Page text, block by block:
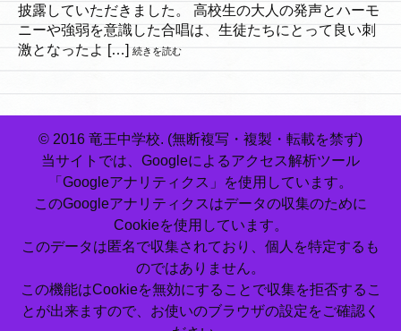
披露していただきました。 高校生の大人の発声とハーモ
ニーや強弱を意識した合唱は、生徒たちにとって良い刺
激となったよ […] 続きを読む
© 2016 竜王中学校. (無断複写・複製・転載を禁ず)
当サイトでは、Googleによるアクセス解析ツール
「Googleアナリティクス」を使用しています。
このGoogleアナリティクスはデータの収集のために
Cookieを使用しています。
このデータは匿名で収集されており、個人を特定するも
のではありません。
この機能はCookieを無効にすることで収集を拒否するこ
とが出来ますので、お使いのブラウザの設定をご確認く